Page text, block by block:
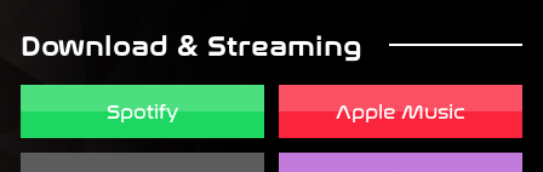
Download & Streaming
Spotify Apple Music